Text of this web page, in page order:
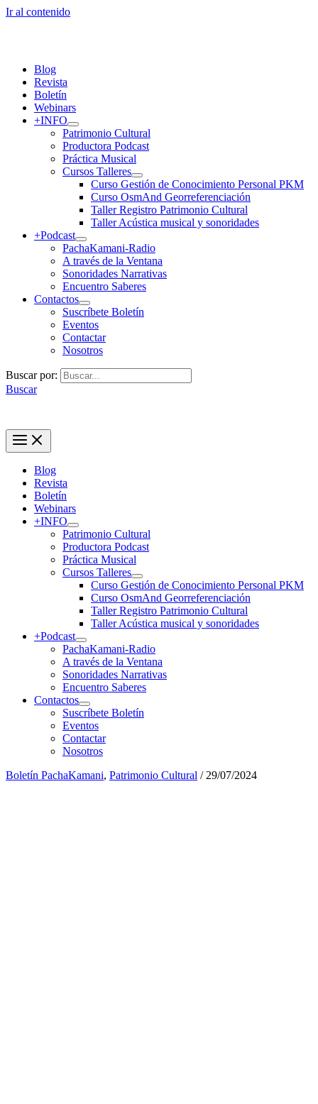
Ir al contenido
Blog
Revista
Boletín
Webinars
+INFO
Patrimonio Cultural
Productora Podcast
Práctica Musical
Cursos Talleres
Curso Gestión de Conocimiento Personal PKM
Curso OsmAnd Georreferenciación
Taller Registro Patrimonio Cultural
Taller Acústica musical y sonoridades
+Podcast
PachaKamani-Radio
A través de la Ventana
Sonoridades Narrativas
Encuentro Saberes
Contactos
Suscríbete Boletín
Eventos
Contactar
Nosotros
Buscar por:
Buscar
Blog
Revista
Boletín
Webinars
+INFO
Patrimonio Cultural
Productora Podcast
Práctica Musical
Cursos Talleres
Curso Gestión de Conocimiento Personal PKM
Curso OsmAnd Georreferenciación
Taller Registro Patrimonio Cultural
Taller Acústica musical y sonoridades
+Podcast
PachaKamani-Radio
A través de la Ventana
Sonoridades Narrativas
Encuentro Saberes
Contactos
Suscríbete Boletín
Eventos
Contactar
Nosotros
Boletín PachaKamani, Patrimonio Cultural / 29/07/2024